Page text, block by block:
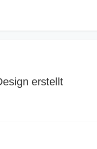
erstellt